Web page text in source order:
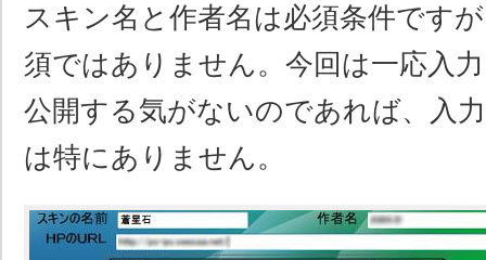
スキン名と作者名は必須条件です
須ではありません。今回は一応入
公開する気がないのであれば、入
は特にありません。